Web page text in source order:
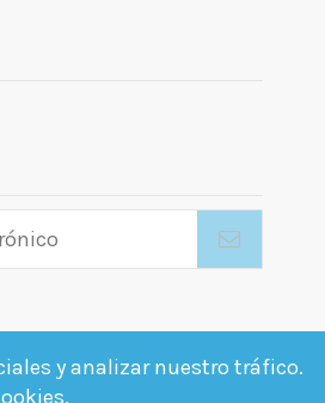
y la política de confidencialidad
y analizar nuestro tráfico.